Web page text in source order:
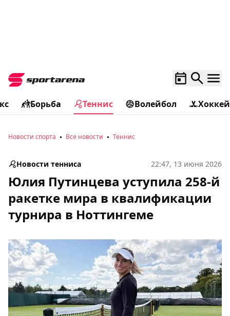
Борьба Теннис Волейбол Хоккей
Новости спорта Все новости Теннис
Новости тенниса 22:47, 13 июня 2026
Юлия Путинцева уступила 258-й
ракетке мира в квалификации
турнира в Ноттингеме